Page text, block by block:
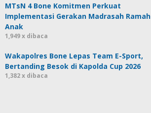
MTsN 4 Bone Komitmen Perkuat
Implementasi Gerakan Madrasah Ramah
Anak
1,949 x dibaca
Wakapolres Bone Lepas Team E-Sport,
Bertanding Besok di Kapolda Cup 2026
1,382 x dibaca